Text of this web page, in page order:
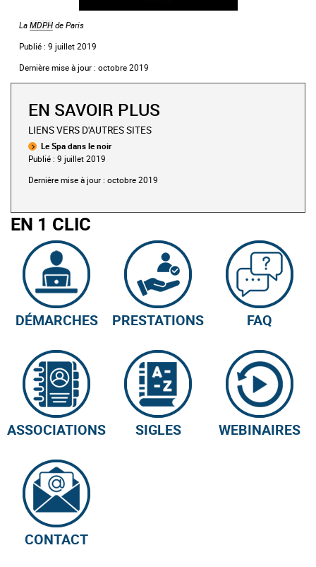
La MDPH de Paris
Publié : 9 juillet 2019
Dernière mise à jour : octobre 2019
EN SAVOIR PLUS
LIENS VERS D'AUTRES SITES
Le Spa dans le noir
Publié : 9 juillet 2019
Dernière mise à jour : octobre 2019
EN 1 CLIC
DÉMARCHES PRESTATIONS FAQ
ASSOCIATIONS SIGLES WEBINAIRES
CONTACT